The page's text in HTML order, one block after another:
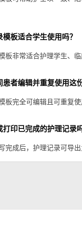
板适合学生使用吗？
板非常适合护理学生、
者编辑并重复使用这
板完全可编辑且可重复
印已完成的护理记录
完成后，护理记录可导